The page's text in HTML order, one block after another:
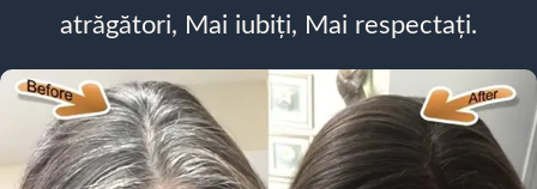
atrăgători, Mai iubiți, Mai respectați.